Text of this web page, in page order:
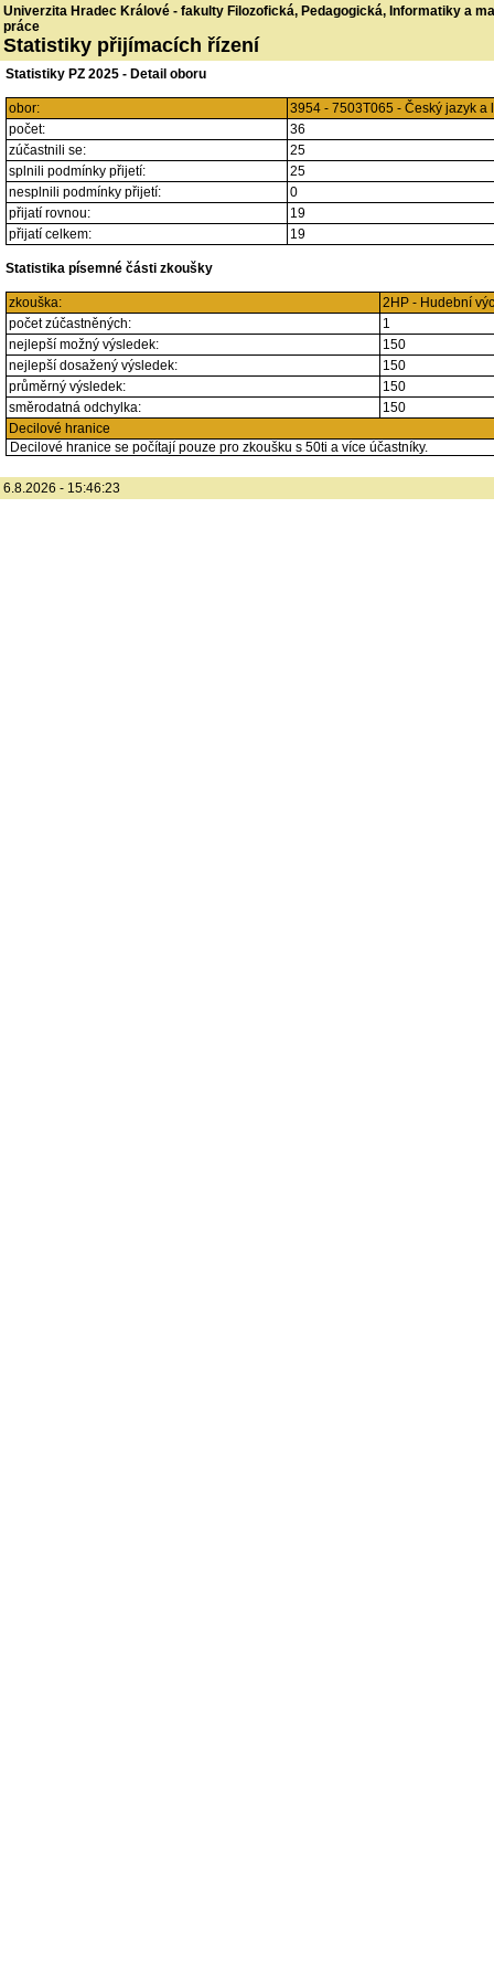
Univerzita Hradec Králové - fakulty Filozofická, Pedagogická, Informatiky a
práce
Statistiky přijímacích řízení
Statistiky PZ 2025 - Detail oboru
obor:
3954 - 7503T065 - Český jazyk
počet:
36
zúčastnili se:
25
splnili podmínky přijetí:
25
nesplnili podmínky přijetí:
0
přijatí rovnou:
19
přijatí celkem:
19
Statistika písemné části zkoušky
zkouška:
2HP - Hudební
počet zúčastněných:
1
nejlepší možný výsledek:
150
nejlepší dosažený výsledek:
150
průměrný výsledek:
150
směrodatná odchylka:
150
Decilové hranice
Decilové hranice se počítají pouze pro zkoušku s 50ti a více účastníky.
6.8.2026 - 15:46:23